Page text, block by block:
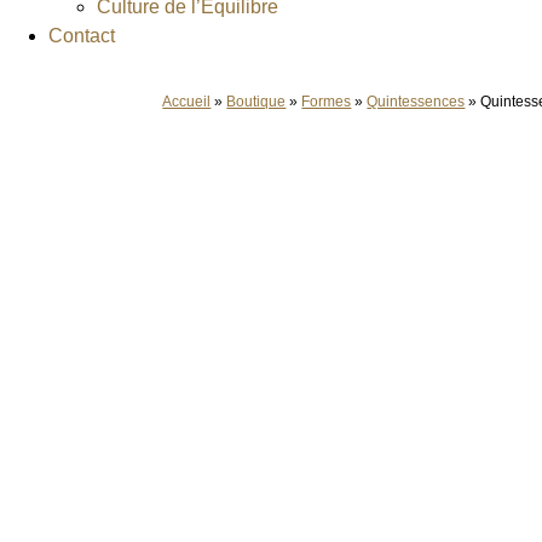
Culture de l’Équilibre
Contact
Accueil » Boutique » Formes »Quintessences »